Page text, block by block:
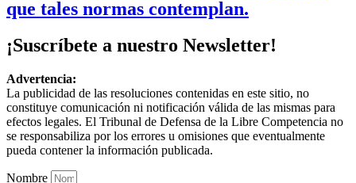
que tales normas contemplan.
¡Suscríbete a nuestro Newsletter!
Advertencia:
La publicidad de las resoluciones contenidas en este sitio, no
constituye comunicación ni notificación válida de las mismas para
efectos legales. El Tribunal de Defensa de la Libre Competencia no
se responsabiliza por los errores u omisiones que eventualmente
pueda contener la información publicada.
Nombre